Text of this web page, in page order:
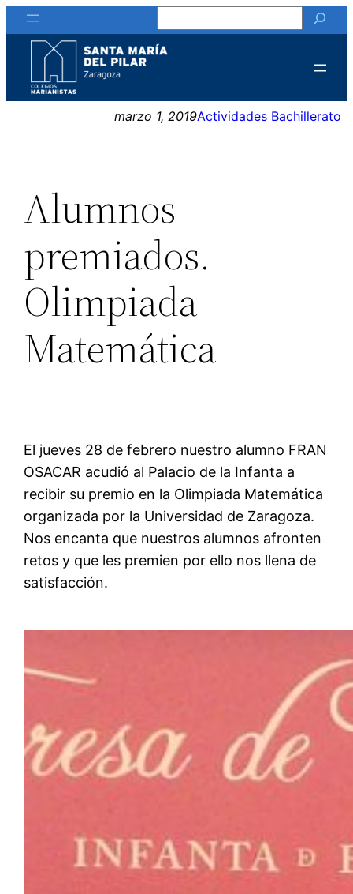
Saltar
al
contenido
marzo 1, 2019Actividades Bachillerato
Alumnos
premiados.
Olimpiada
Matemática
El jueves 28 de febrero nuestro alumno FRAN
OSACAR acudió al Palacio de la Infanta a
recibir su premio en la Olimpiada Matemática
organizada por la Universidad de Zaragoza.
Nos encanta que nuestros alumnos afronten
retos y que les premien por ello nos llena de
satisfacción.